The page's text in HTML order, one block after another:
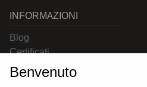
INFORMAZIONI
Blog
Certificati
Contatti
Benvenuto